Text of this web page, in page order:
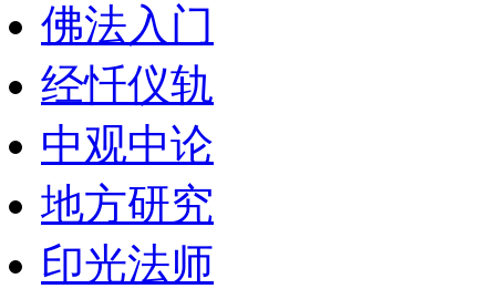
佛法入门
经忏仪轨
中观中论
地方研究
印光法师